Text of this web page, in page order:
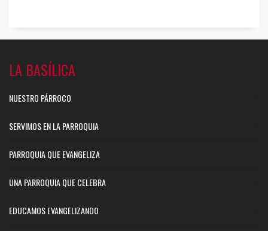
LA BASÍLICA
NUESTRO PÁRROCO
SERVIMOS EN LA PARROQUIA
PARROQUIA QUE EVANGELIZA
UNA PARROQUIA QUE CELEBRA
EDUCAMOS EVANGELIZANDO